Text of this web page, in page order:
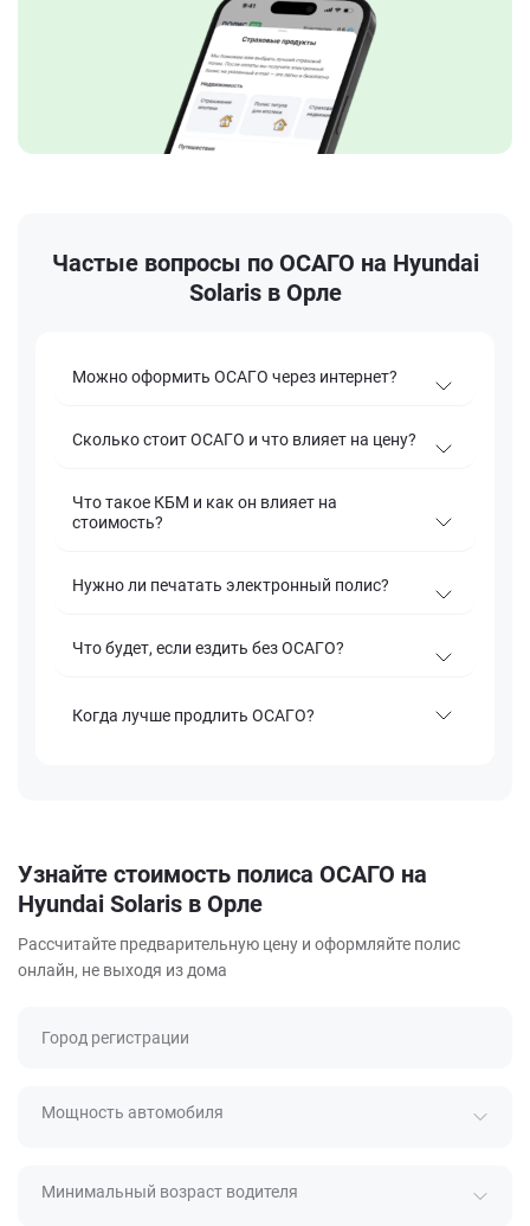
Частые вопросы по ОСАГО на Hyundai
Solaris в Орле
Можно оформить ОСАГО через интернет?
Сколько стоит ОСАГО и что влияет на цену?
Что такое КБМ и как он влияет на
стоимость?
Нужно ли печатать электронный полис?
Что будет, если ездить без ОСАГО?
Когда лучше продлить ОСАГО?
Узнайте стоимость полиса ОСАГО на
Hyundai Solaris в Орле
Рассчитайте предварительную цену и оформляйте полис
онлайн, не выходя из дома
Город регистрации
Мощность автомобиля
Минимальный возраст водителя